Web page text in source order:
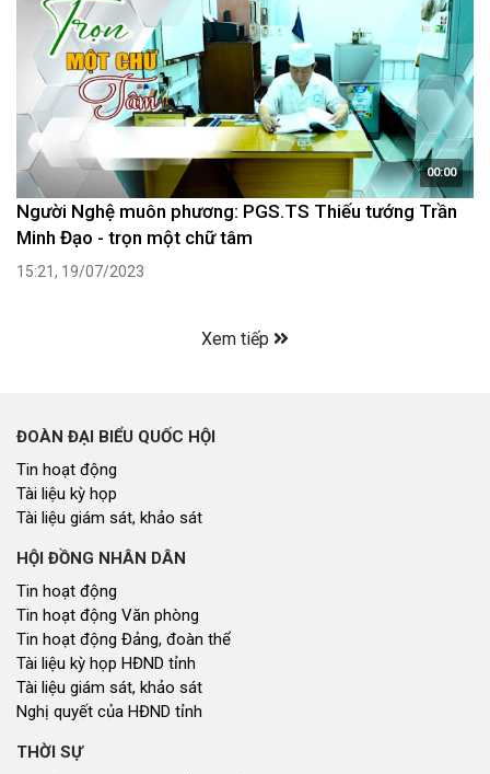
00:00
Người Nghệ muôn phương: PGS.TS Thiếu tướng Trần
Minh Đạo - trọn một chữ tâm
15:21, 19/07/2023
Xem tiếp
ĐOÀN ĐẠI BIỂU QUỐC HỘI
Tin hoạt động
Tài liệu kỳ họp
Tài liệu giám sát, khảo sát
HỘI ĐỒNG NHÂN DÂN
Tin hoạt động
Tin hoạt động Văn phòng
Tin hoạt động Đảng, đoàn thể
Tài liệu kỳ họp HĐND tỉnh
Tài liệu giám sát, khảo sát
Nghị quyết của HĐND tỉnh
THỜI SỰ